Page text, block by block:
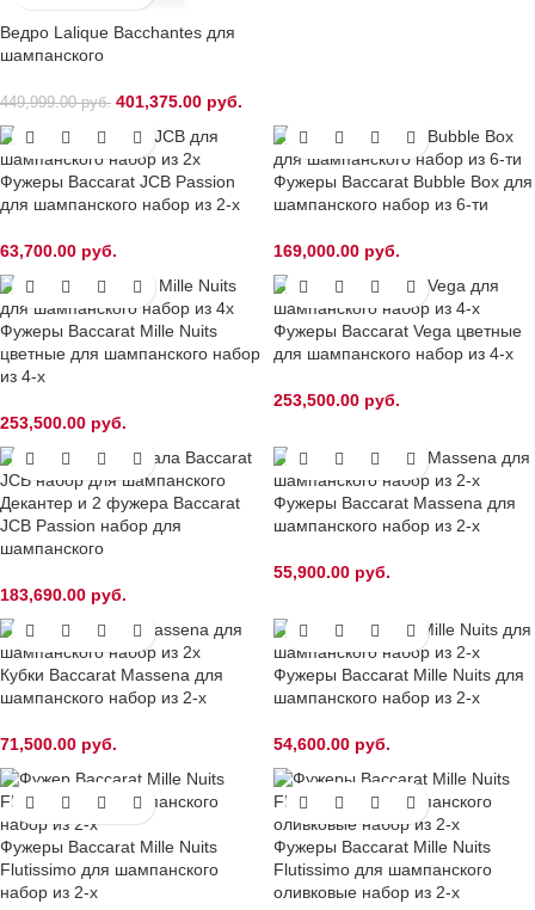
Ведро Lalique Bacchantes для
шампанского
449,999.00руб. 401,375.00 руб.
Фужеры Baccarat JCB Passion
для шампанского набор из 2-х
63,700.00 руб.
Фужеры Baccarat Bubble Box для
шампанского набор из 6-ти
169,000.00 руб.
Фужеры Baccarat Mille Nuits
цветные для шампанского набор
из 4-х
253,500.00 руб.
Фужеры Baccarat Vega цветные
для шампанского набор из 4-х
253,500.00 руб.
Декантер и 2 фужера Baccarat
JCB Passion набор для
шампанского
183,690.00 руб.
Фужеры Baccarat Massena для
шампанского набор из 2-х
55,900.00 руб.
Кубки Baccarat Massena для
шампанского набор из 2-х
71,500.00 руб.
Фужеры Baccarat Mille Nuits для
шампанского набор из 2-х
54,600.00 руб.
Фужеры Baccarat Mille Nuits
Flutissimo для шампанского
набор из 2-х
Фужеры Baccarat Mille Nuits
Flutissimo для шампанского
оливковые набор из 2-х